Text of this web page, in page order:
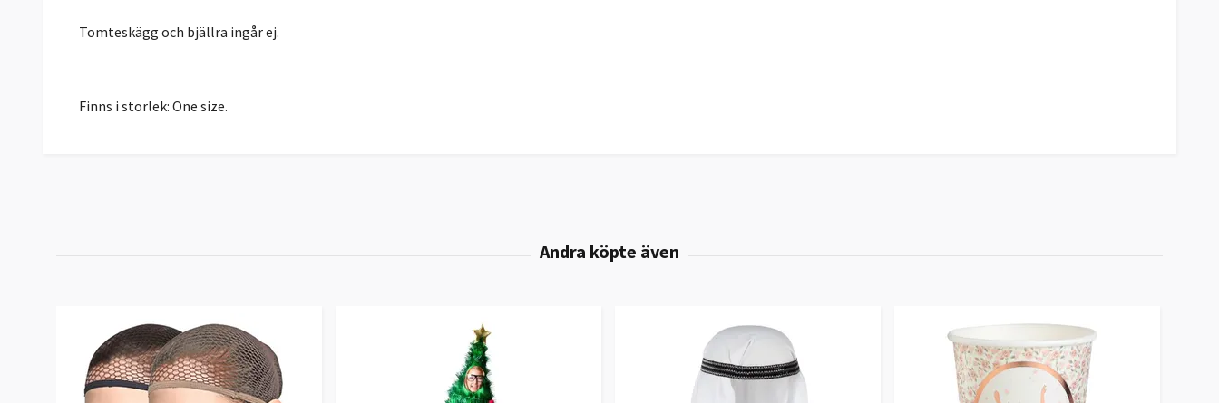
Tomteskägg och bjällra ingår ej.
Finns i storlek: One size.